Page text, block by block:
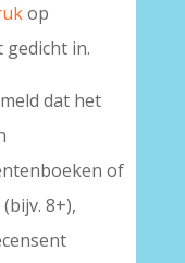
op
in.
dat het
of
8+),